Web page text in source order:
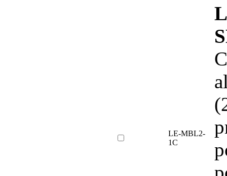
LE-MBL2-
1C